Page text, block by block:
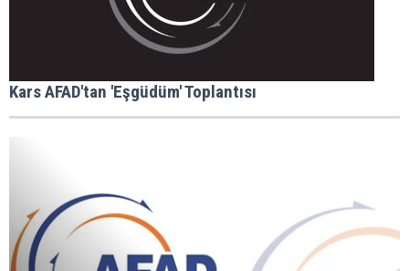
Kars AFAD'tan 'Eşgüdüm' Toplantısı